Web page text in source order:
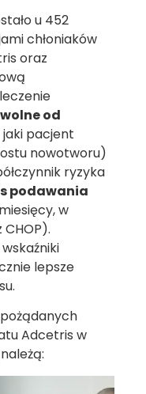
u 452
chłoniaków
oraz
od
jaki pacjent
nowotworu)
ryzyka
podawania
w
lepsze
Adcetris w